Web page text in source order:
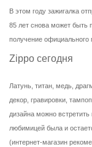
В этом году зажигалка
85 лет снова может быть
получение официального
Zippo сегодня
Латунь, титан, медь,
декор, гравировки,
дизайна можно
любимицей была и
(интернет-магазин